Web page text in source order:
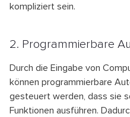
kompliziert sein.
2. Programmierbare
Durch die Eingabe von
können programmierbare
gesteuert werden, dass sie
Funktionen ausführen.